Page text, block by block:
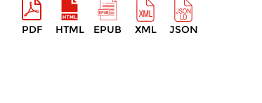
PDF HTML EPUB XML JSON